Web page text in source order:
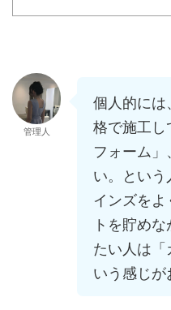
管理人
個人的に
格で施工し
フォーム
い。とい
インズを
トを貯め
たい人は「
いう感じが